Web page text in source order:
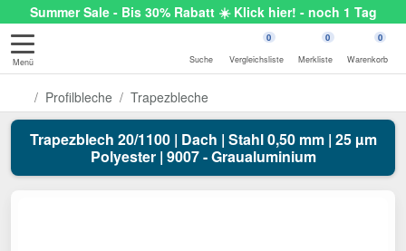
Summer Sale - Bis 30% Rabatt ☀️ Klick hier! - noch 1 Tag
Menü Suche
0
Vergleichsliste
0
Merkliste
0
Warenkorb
Profilbleche Trapezbleche
Trapezblech 20/1100 | Dach | Stahl 0,50 mm | 25 µm
Polyester | 9007 - Graualuminium